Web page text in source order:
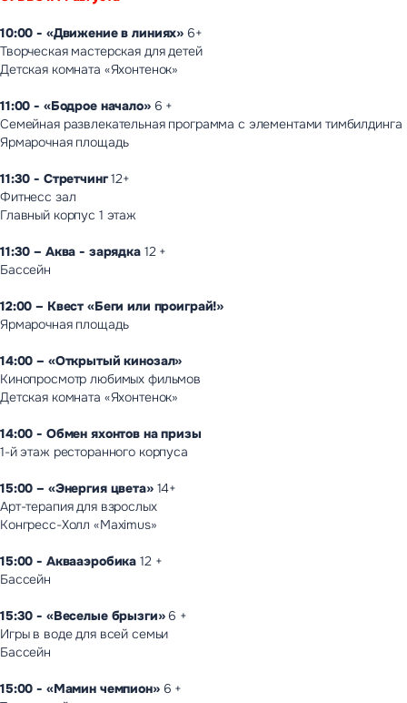
10:00 - «Движение в линиях» 6+
Творческая мастерская для детей
Детская комната «Яхонтенок»
11:00 - «Бодрое начало» 6 +
Семейная развлекательная программа с элементами тимбилдинга
Ярмарочная площадь
11:30 - Стретчинг12+
Фитнесс зал
Главный корпус 1 этаж
11:30 – Аква - зарядка12 +
Бассейн
12:00 – Квест «Беги или проиграй!»
Ярмарочная площадь
14:00 – «Открытый кинозал»
Кинопросмотр любимых фильмов
Детская комната «Яхонтенок»
14:00 - Обмен яхонтов на призы
1-й этаж ресторанного корпуса
15:00 – «Энергия цвета»14+
Арт-терапия для взрослых
Конгресс-Холл «Maximus»
15:00 - Аквааэробика 12 +
Бассейн
15:30 - «Веселые брызги»6 +
Игры в воде для всей семьи
Бассейн
15:00 - «Мамин чемпион»6 +